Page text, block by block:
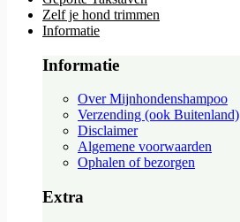
Zelf je hond trimmen
Informatie
Informatie
Over Mijnhondenshampoo
Verzending (ook Buitenland)
Disclaimer
Algemene voorwaarden
Ophalen of bezorgen
Extra